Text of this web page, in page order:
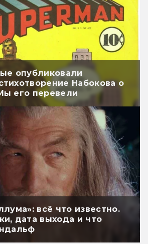
опубликовали
Набокова о
его перевели
всё что известно.
дата выхода и что